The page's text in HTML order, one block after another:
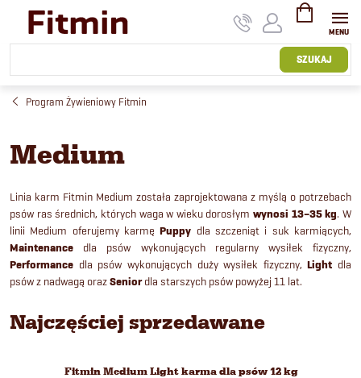
treści
SZUKAJ
KOSZYK
Program Żywieniowy Fitmin
Medium
Linia karm Fitmin Medium została zaprojektowana z myślą o potrzebach
psów ras średnich, których waga w wieku dorosłymwynosi 13–35 kg. W
linii Medium oferujemy karmęPuppy dla szczeniąt i suk karmiących,
Maintenance dla psów wykonujących regularny wysiłek fizyczny,
Performance dla psów wykonujących duży wysiłek fizyczny,Light dla
psów z nadwagą orazSeniordla starszych psów powyżej 11 lat.
Najczęściej sprzedawane
Fitmin Medium Light karma dla psów 12 kg